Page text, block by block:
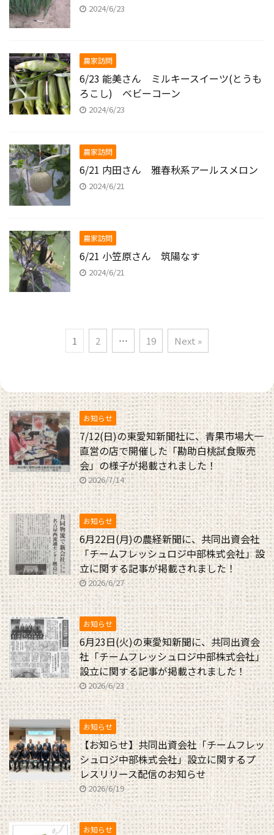
2024/6/23
農家訪問
6/23 能美さん ミルキースイーツ(とうも
ろこし) ベビーコーン
2024/6/23
農家訪問
6/21 内田さん 雅春秋系アールスメロン
2024/6/21
農家訪問
6/21 小笠原さん 筑陽なす
2024/6/21
1 2 … 19 Next »
お知らせ
7/12(日)の東愛知新聞社に、青果市場大一
直営の店で開催した「勘助白桃試食販売
会」の様子が掲載されました！
2026/7/14
お知らせ
6月22日(月)の農経新聞に、共同出資会社
「チームフレッシュロジ中部株式会社」設
立に関する記事が掲載されました！
2026/6/27
お知らせ
6月23日(火)の東愛知新聞に、共同出資会
社「チームフレッシュロジ中部株式会社」
設立に関する記事が掲載されました！
2026/6/23
お知らせ
【お知らせ】共同出資会社「チームフレッ
シュロジ中部株式会社」設立に関するプ
レスリリース配信のお知らせ
2026/6/19
お知らせ